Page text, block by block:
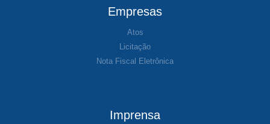
Empresas
Atos
Licitação
Nota Fiscal Eletrônica
Imprensa